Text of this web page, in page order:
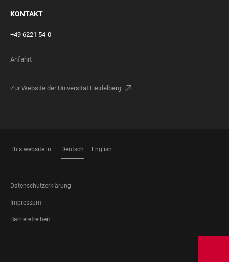
KONTAKT
+49 6221 54-0
Anfahrt
Zur Website der Universität Heidelberg
This website in Deutsch English
FOOTER
LEGAL
Datenschutzerklärung
Impressum
Barrierefreiheit